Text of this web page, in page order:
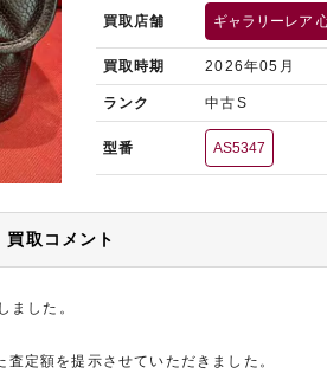
買取店舗 ギャラリーレア
買取時期 2026年05月
ランク 中古S
型番 AS5347
買取コメント
ました。
定額を提示させていただきました。